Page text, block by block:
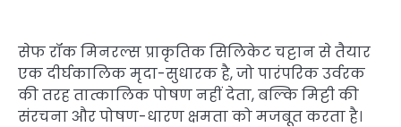
सेफ रॉक मिनरल्स प्राकृतिक सिलिकेट चट्टान से तैयार
एक दीर्घकालिक मृदा-सुधारक है, जो पारंपरिक उर्वरक
की तरह तात्कालिक पोषण नहीं देता, बल्कि मिट्टी की
संरचना और पोषण-धारण क्षमता को मजबूत करता है।